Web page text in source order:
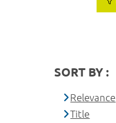
SORT BY :
Relevance
Title